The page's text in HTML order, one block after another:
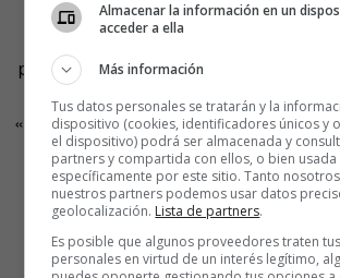
En estos años, como es lógico, los
fueron olvidados. Los encontró en 1984
padres. Podría haber intentado
era un momento en el que la Stasi
«mostrar interés» por él de nuevo. «Mi
ayudado a sus padres a contactar con
abandonado el bloque
¿Por qué no devolverlos entonces
ciudadano del libro de Schneider, nada
Almacenar la información en un
acceder a ella
Más información
Tus datos personales se tratarán y la
dispositivo (cookies, identificadores únicos y
el dispositivo) podrá ser almacenada y
partners y compartida con ellos, o bien usada
específicamente por este sitio. Tanto
nuestros partners podemos usar datos
geolocalización. Lista de partners.
Es posible que algunos proveedores traten
personales en virtud de un interés legítimo,